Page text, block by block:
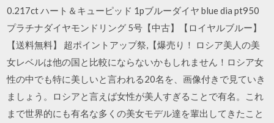
0.217ct ハート＆キューピッド 1pブルーダイヤ blue dia pt950
プラチナダイヤモンドリング 5号【中古】【ロイヤルブルー】
【送料無料】 超ポイントアップ祭,【爆売り！ ロシア美人の美
女レベルは他の国と比較にならないかもしれません！ロシア女
性の中でも特に美しいと言われる20名を、画像付きで見ていき
ましょう。ロシアと言えば女性が美人すぎることで有名。これ
まで世界的にも有名な多くの美女モデル達を輩出してきたこと